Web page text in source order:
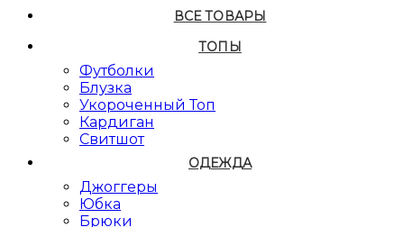
ВСЕ ТОВАРЫ
ТОПЫ
Футболки
Блузка
Укороченный Топ
Кардиган
Свитшот
ОДЕЖДА
Джоггеры
Юбка
Брюки